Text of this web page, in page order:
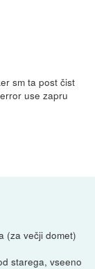
sm ta post čist
use zapru
(za večji domet)
starega, vseeno